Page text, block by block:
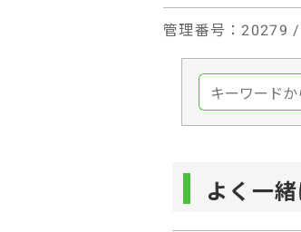
管理番号 ：20279 /
よく一